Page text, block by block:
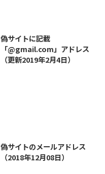
偽サイトに記載
「@gmail.com」アドレス
（更新2019年2月4日）
偽サイトのメールアドレス
（2018年12月08日）